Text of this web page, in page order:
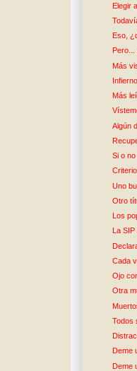
Elegir
Eso,
Más
Más
Algún
Si o no
Uno
Otro
Los
La
Cada
Ojo
Otra
Todos
Deme
Deme